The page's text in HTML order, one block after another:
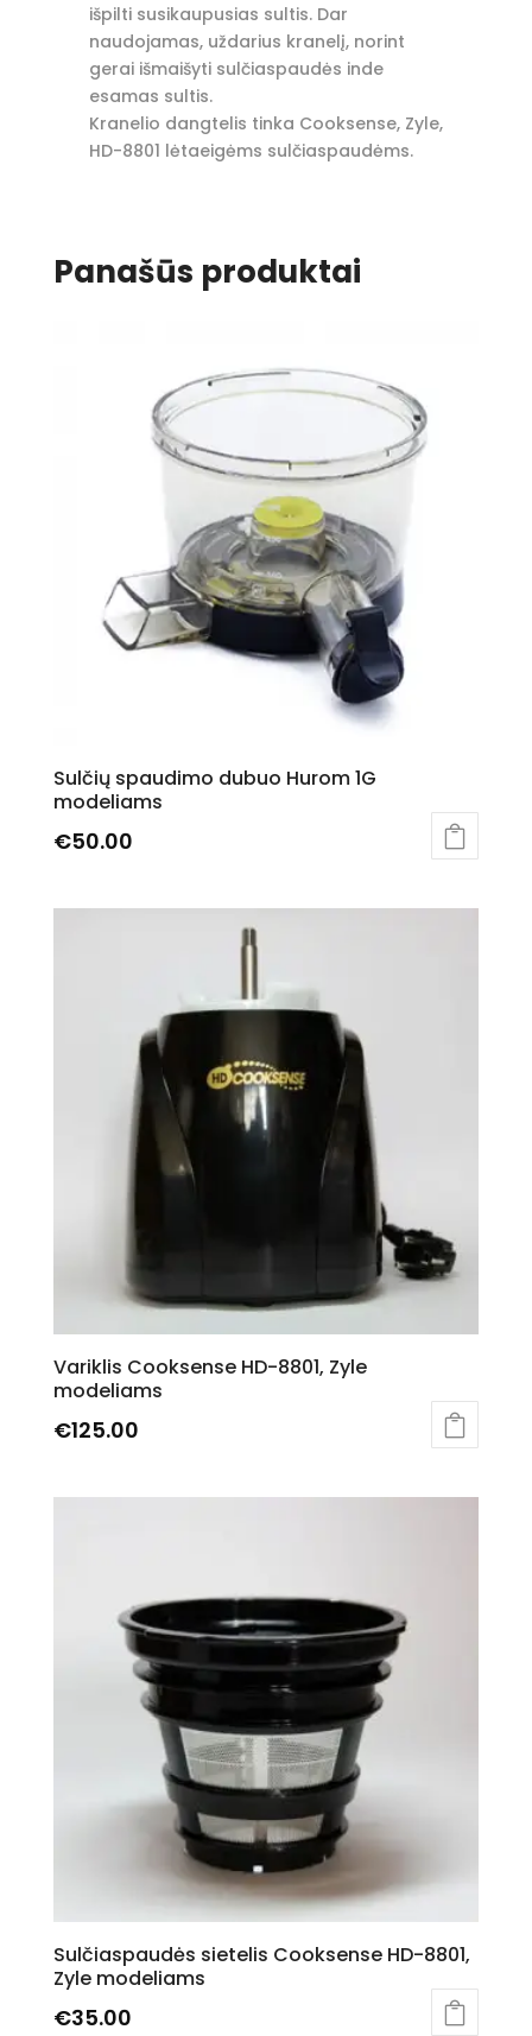
išpilti susikaupusias sultis. Dar
naudojamas, uždarius kranelį, norint
gerai išmaišyti sulčiaspaudės inde
esamas sultis.
Kranelio dangtelis tinka Cooksense, Zyle,
HD-8801 lėtaeigėms sulčiaspaudėms.
Panašūs produktai
Sulčių spaudimo dubuo Hurom 1G
modeliams
€50.00
Variklis Cooksense HD-8801, Zyle
modeliams
€125.00
options
Sulčiaspaudės sietelis Cooksense HD-8801,
Zyle modeliams
€35.00